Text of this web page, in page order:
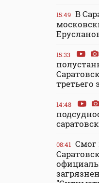
15:49 В
15:33
третьего
14:48
08:41 Смог